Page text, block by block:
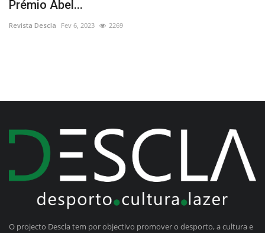
Prémio Abel...
Revista Descla Fev 6, 2023 2269
O projecto Descla tem por objectivo promover o desporto, a cultura e